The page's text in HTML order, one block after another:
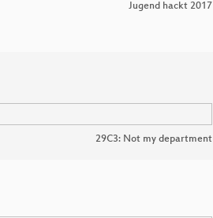
Jugend hackt 2017
29C3: Not my department